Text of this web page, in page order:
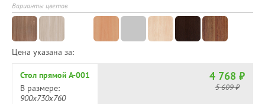
Варианты цветов
Цена указана за:
Стол прямой А-001
В размере:
900х730х760
4 768 ₽
5 609 ₽